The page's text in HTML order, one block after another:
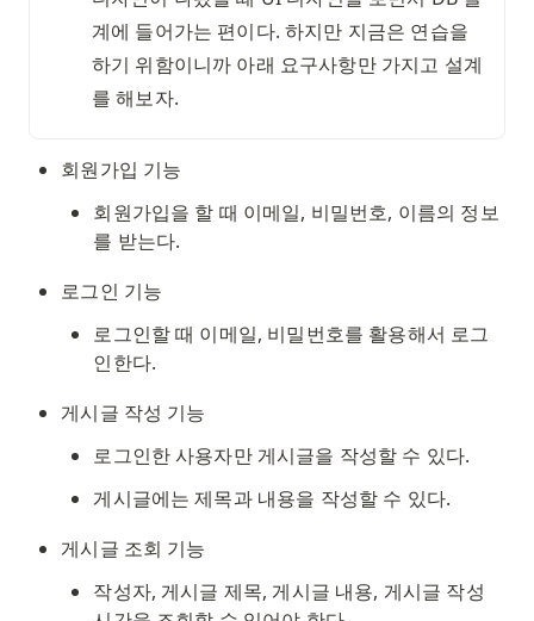
계에 들어가는 편이다. 하지만 지금은 연습을
하기 위함이니까 아래 요구사항만 가지고 설계
를 해보자.
회원가입 기능
회원가입을 할 때 이메일, 비밀번호, 이름의 정보
를 받는다.
로그인 기능
로그인할 때 이메일, 비밀번호를 활용해서 로그
인한다.
게시글 작성 기능
로그인한 사용자만 게시글을 작성할 수 있다.
게시글에는 제목과 내용을 작성할 수 있다.
게시글 조회 기능
작성자, 게시글 제목, 게시글 내용, 게시글 작성